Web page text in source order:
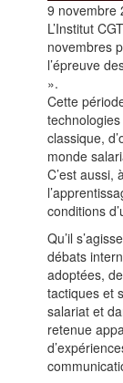
9 novembre
L’Institut
novembres
l’épreuve
».
Cette
classique,
monde
C’est aussi,
conditions
Qu’il
débats
adoptées,
tactiques et
salariat et
retenue